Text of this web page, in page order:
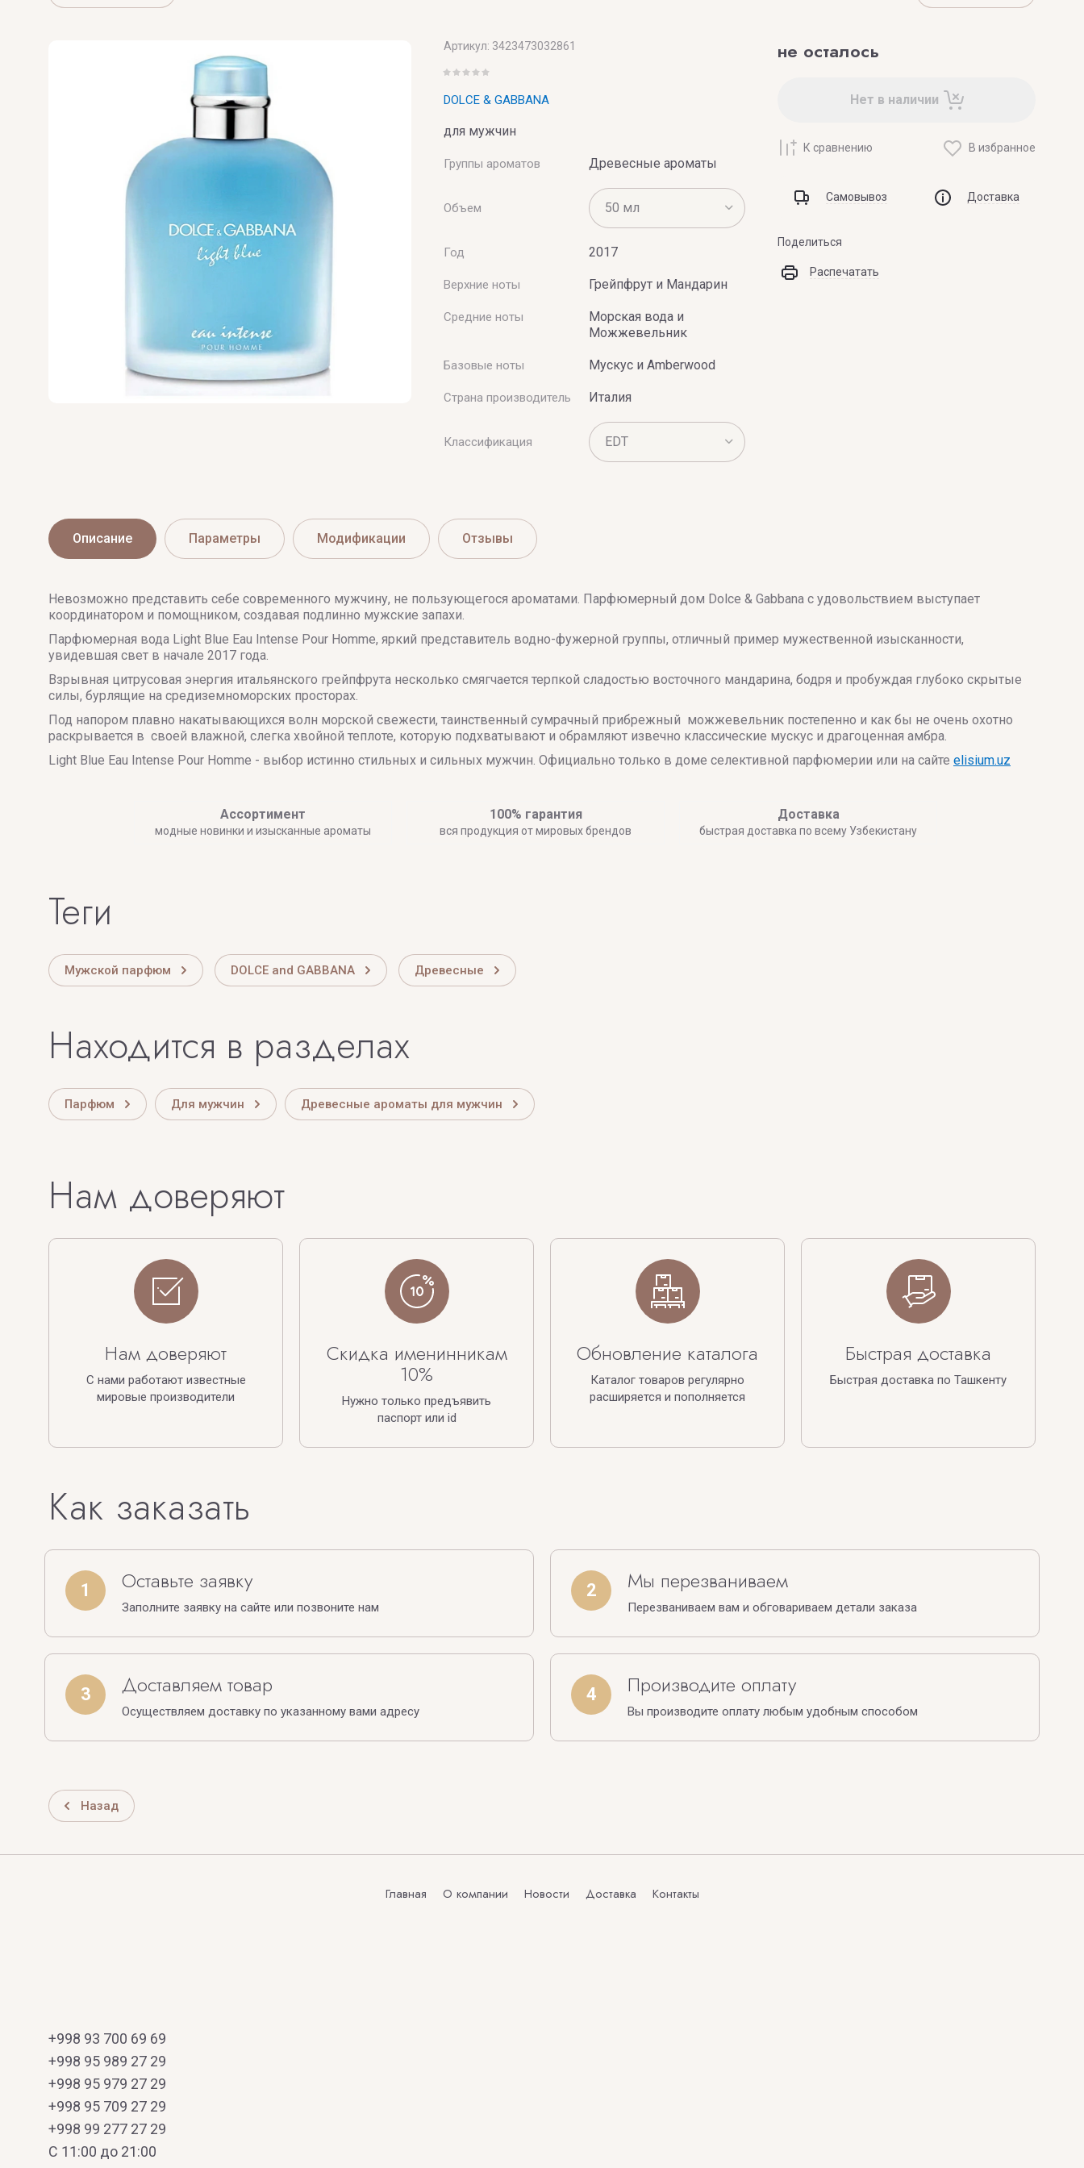
Артикул: 3423473032861
DOLCE & GABBANA
для мужчин
Группы ароматов Древесные ароматы
Объем
Год 2017
Верхние ноты Грейпфрут и Мандарин
Средние ноты
Морская вода и
Можжевельник
Базовые ноты Мускус и Amberwood
Страна производитель Италия
Классификация
не осталось
Нет в наличии
К сравнению В избранное
Самовывоз Доставка
Поделиться
Распечатать
Описание Параметры Модификации Отзывы
Невозможно представить себе современного мужчину, не пользующегося ароматами. Парфюмерный дом Dolce & Gabbana с удовольствием выступает
координатором и помощником, создавая подлинно мужские запахи.
Парфюмерная вода Light Blue Eau Intense Pour Homme, яркий представитель водно-фужерной группы, отличный пример мужественной изысканности,
увидевшая свет в начале 2017 года.
Взрывная цитрусовая энергия итальянского грейпфрута несколько смягчается терпкой сладостью восточного мандарина, бодря и пробуждая глубоко скрытые
силы, бурлящие на средиземноморских просторах.
Под напором плавно накатывающихся волн морской свежести, таинственный сумрачный прибрежный можжевельник постепенно и как бы не очень охотно
раскрывается в своей влажной, слегка хвойной теплоте, которую подхватывают и обрамляют извечно классические мускус и драгоценная амбра.
Light Blue Eau Intense Pour Homme - выбор истинно стильных и сильных мужчин. Официально только в доме селективной парфюмерии или на сайте elisium.uz
Ассортимент
модные новинки и изысканные ароматы
100% гарантия
вся продукция от мировых брендов
Доставка
быстрая доставка по всему Узбекистану
теги
Мужской парфюм DOLCE and GABBANA Древесные
Находится в разделах
Парфюм Для мужчин Древесные ароматы для мужчин
Нам доверяют
Нам доверяют
С нами работают известные
мировые производители
Скидка именинникам
10%
Нужно только предъявить
паспорт или id
Обновление каталога
Каталог товаров регулярно
расширяется и пополняется
Быстрая доставка
Быстрая доставка по Ташкенту
Как заказать
1 Оставьте заявку
Заполните заявку на сайте или позвоните нам
2 Мы перезваниваем
Перезваниваем вам и обговариваем детали заказа
3 Доставляем товар
Осуществляем доставку по указанному вами адресу
4 Производите оплату
Вы производите оплату любым удобным способом
Назад
Главная О компании Новости Доставка Контакты
+998 93 700 69 69
+998 95 989 27 29
+998 95 979 27 29
+998 95 709 27 29
+998 99 277 27 29
C 11:00 до 21:00
Vince Camuto